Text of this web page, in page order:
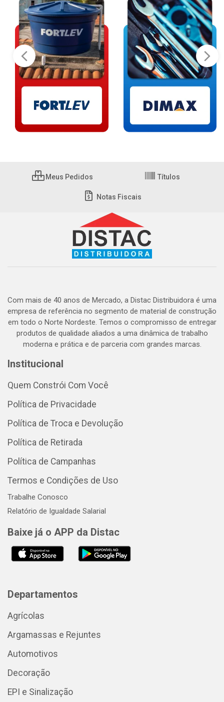
Meus Pedidos Títulos
Notas Fiscais
Com mais de 40 anos de Mercado, a Distac Distribuidora é uma
empresa de referência no segmento de material de construção
em todo o Norte Nordeste. Temos o compromisso de entregar
produtos de qualidade aliados a uma dinâmica de trabalho
moderna e prática e de parceria com grandes marcas.
Institucional
Quem Constrói Com Você
Política de Privacidade
Política de Troca e Devolução
Política de Retirada
Política de Campanhas
Termos e Condições de Uso
Trabalhe Conosco
Relatório de Igualdade Salarial
Baixe já o APP da Distac
Departamentos
Agrícolas
Argamassas e Rejuntes
Automotivos
Decoração
EPI e Sinalização